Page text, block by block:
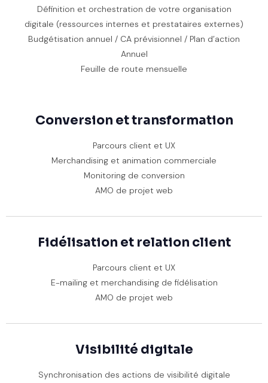
Définition et orchestration de votre organisation
digitale (ressources internes et prestataires externes)
Budgétisation annuel / CA prévisionnel / Plan d’action
Annuel
Feuille de route mensuelle
Conversion et transformation
Parcours client et UX
Merchandising et animation commerciale
Monitoring de conversion
AMO de projet web
Fidélisation et relation client
Parcours client et UX
E-mailing et merchandising de fidélisation
AMO de projet web
Visibilité digitale
Synchronisation des actions de visibilité digitale